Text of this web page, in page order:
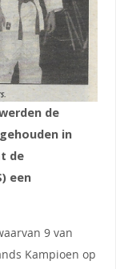
de
in
de
een
9 van
Kampioen op